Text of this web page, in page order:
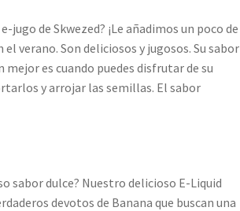
de Skwezed? ¡Le añadimos un poco de
verano. Son deliciosos y jugosos. Su sabor
mejor es cuando puedes disfrutar de su
y arrojar las semillas. El sabor
sabor dulce? Nuestro delicioso E-Liquid
devotos de Banana que buscan una